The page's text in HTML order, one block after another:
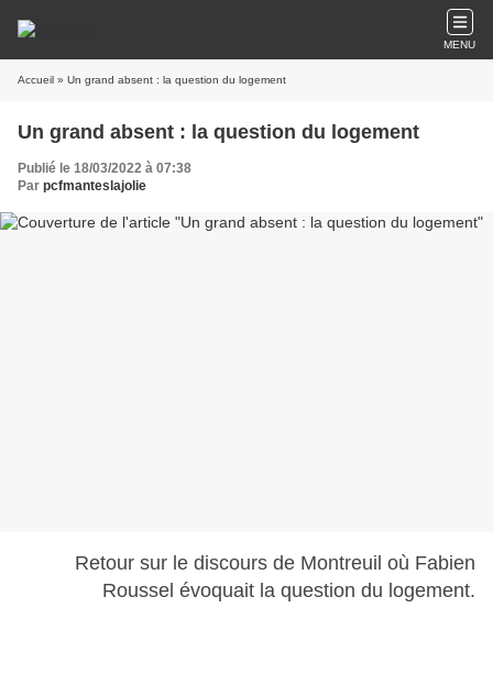
MENU
Accueil » Un grand absent : la question du logement
Un grand absent : la question du logement
Publié le 18/03/2022 à 07:38
Par pcfmanteslajolie
Retour sur le discours de Montreuil où Fabien
Roussel évoquait la question du logement.